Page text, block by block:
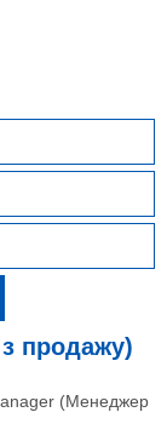
продажу)
(Менеджер